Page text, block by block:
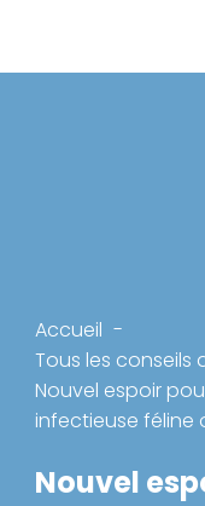
Accueil
Tous les conseils
Nouvel espoir
infectieuse féline
Nouvel